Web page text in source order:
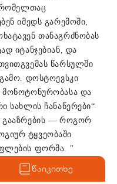
რომელთაც
იმედს გარემოში,
თანაგრძნობას
იტანჯებიან, და
წარსულში
გამო. დოსტოევსკი
მონოტონურობასა და
სახლის ჩანაწერები“
გააზრების — როგორ
ტყვეობაში
ფორმა. "
წაიკითხე